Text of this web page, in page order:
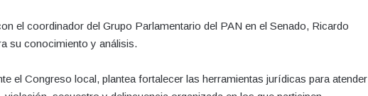
el coordinador del Grupo Parlamentario del PAN en el Senado, Ricardo
su conocimiento y análisis.
el Congreso local, plantea fortalecer las herramientas jurídicas para atender